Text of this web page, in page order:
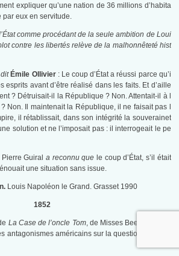
expliquer qu’une nation de 36 millions d’habita
par eux en servitude.
comme procédant de la seule ambition de Loui
contre les libertés relève de la malhonnêteté hist
dit Émile Ollivier : Le coup d’État a réussi parce qu’i
esprits avant d’être réalisé dans les faits. Et d’aille
? Détruisait-il la République ? Non. Attentait-il à l
Non. Il maintenait la République, il ne faisait pas l
il rétablissait, dans son intégrité la souverainet
solution et ne l’imposait pas : il interrogeait le pe
Pierre Guiral a reconnu que le coup d’État, s’il était
une situation sans issue.
Louis Napoléon le Grand. Grasset 1990
1852
La Case de l’oncle Tom, de Misses Beecher Stow
antagonismes américains sur la question de l’escl